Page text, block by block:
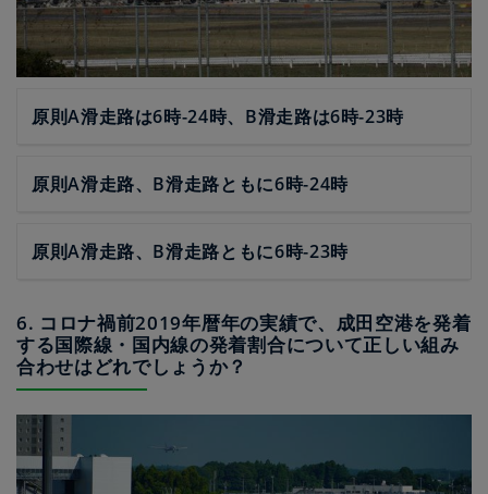
原則A滑走路は6時-24時、B滑走路は6時-23時
原則A滑走路、B滑走路ともに6時-24時
原則A滑走路、B滑走路ともに6時-23時
6. コロナ禍前2019年暦年の実績で、成田空港を発着
する国際線・国内線の発着割合について正しい組み
合わせはどれでしょうか？